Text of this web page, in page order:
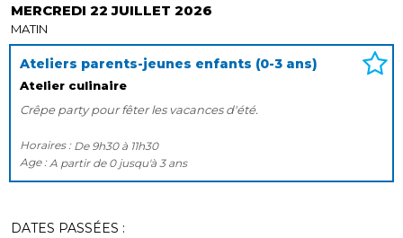
Ateliers parents-jeunes enfants (0-3 ans)
Atelier culinaire
MERCREDI 22 JUILLET 2026
MATIN
Crêpe party pour fêter les vacances d'été.
Horaires : De 9h30 à 11h30
Age : A partir de 0 jusqu'à 3 ans
DATES PASSÉES :